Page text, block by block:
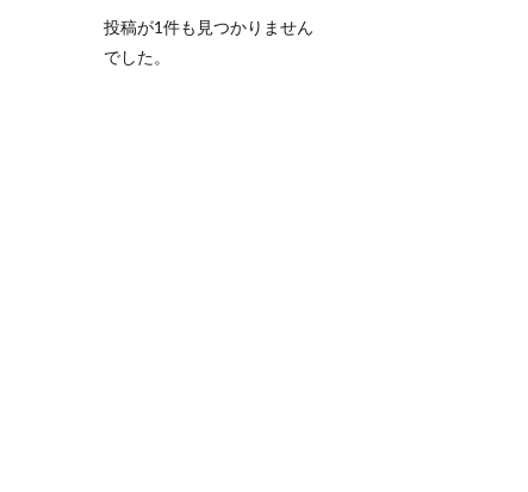
投稿が1件も見つかりません
でした。